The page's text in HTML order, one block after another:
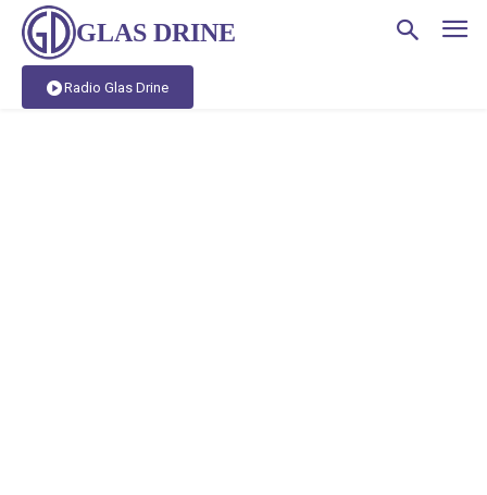
GLAS DRINE
Radio Glas Drine